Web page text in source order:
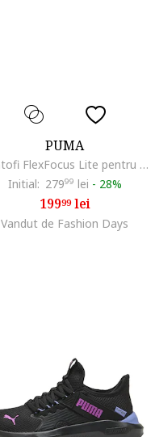
PUMA
Pantofi FlexFocus Lite pentru alergare, Alb optic/Caramel
Initial: 27999 lei - 28%
19999lei
Vandut de Fashion Days